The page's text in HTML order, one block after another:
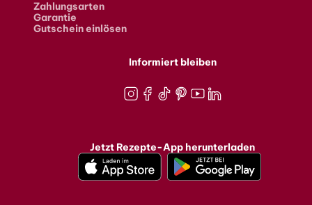
Zahlungsarten
Garantie
Gutschein einlösen
Informiert bleiben
Jetzt Rezepte-App herunterladen